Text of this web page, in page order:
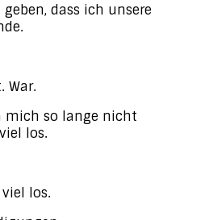
dass ich unsere
War.
mich so lange nicht
los.
los.